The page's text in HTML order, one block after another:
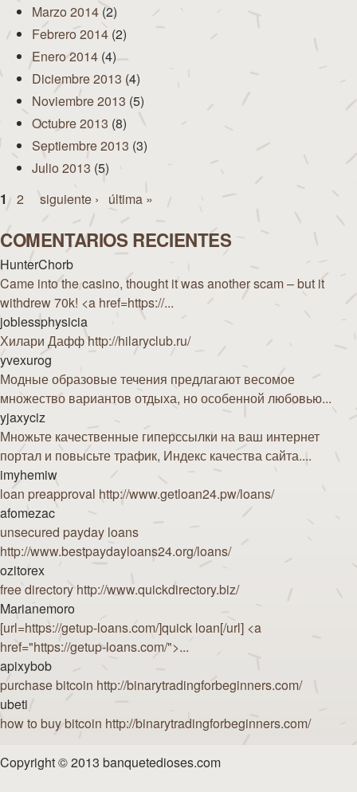
Marzo 2014 (2)
Febrero 2014 (2)
Enero 2014 (4)
Diciembre 2013 (4)
Noviembre 2013 (5)
Octubre 2013 (8)
Septiembre 2013 (3)
Julio 2013 (5)
Páginas
1 2 siguiente › última »
COMENTARIOS RECIENTES
HunterChorb
Came into the casino, thought it was another scam – but it
withdrew 70k! <a href=https://...
joblessphysicia
Хилари Дафф http://hilaryclub.ru/
yvexurog
Модные образовые течения предлагают весомое
множество вариантов отдыха, но особенной любовью...
yjaxyciz
Множьте качественные гиперссылки на ваш интернет
портал и повысьте трафик, Индекс качества сайта....
imyhemiw
loan preapproval http://www.getloan24.pw/loans/
afomezac
unsecured payday loans
http://www.bestpaydayloans24.org/loans/
ozitorex
free directory http://www.quickdirectory.biz/
Marianemoro
[url=https://getup-loans.com/]quick loan[/url] <a
href="https://getup-loans.com/">...
apixybob
purchase bitcoin http://binarytradingforbeginners.com/
ubeti
how to buy bitcoin http://binarytradingforbeginners.com/
Copyright © 2013 banquetedioses.com